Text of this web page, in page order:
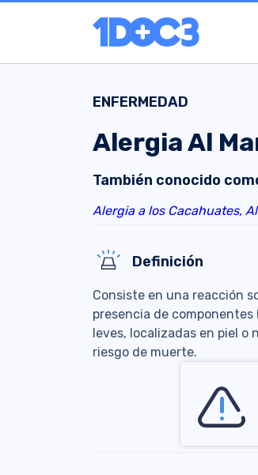
ENFERMEDAD
Alergia Al
También conocido
Alergia a los Cacahuates,
Definición
Consiste en una reacción
presencia de
leves, localizadas en piel
riesgo de muerte.